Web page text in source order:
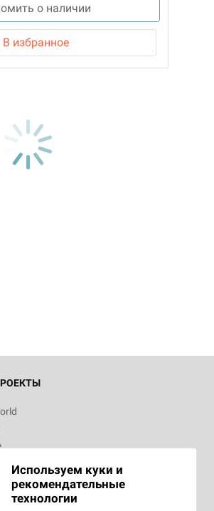
о наличии
В избранное
Используем куки и
рекомендательные
технологии